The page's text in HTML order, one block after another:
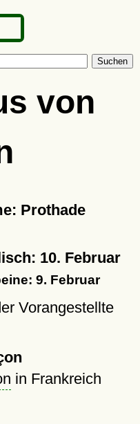
Suchen
von
Prothade
10. Februar
9. Februar
Vorangestellte
in Frankreich